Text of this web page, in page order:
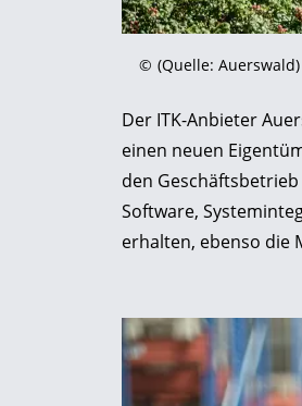
© (Quelle: Auerswald)
Der ITK-Anbieter
einen neuen
den
Software,
erhalten, ebenso die